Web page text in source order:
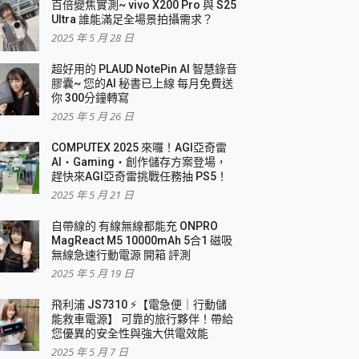
百倍變焦實測~ vivo X200 Pro 與 S25
Ultra 誰能滿足全場景拍攝需求？
2025 年 5 月 28 日
超好用的 PLAUD NotePin AI 智慧錄音
膠囊~ 您的AI 秘書已上線 每月免費送
你 300分鐘轉寫
2025 年 5 月 26 日
COMPUTEX 2025 來囉！AGI亞奇雷
AI・Gaming・創作儲存方案登場，
趕快來AGI亞奇雷挑戰任務抽 PS5！
2025 年 5 月 21 日
自帶線的 有線無線都能充 ONPRO
MagReact M5 10000mAh 5合1 磁吸
無線急速行動電源 開箱 評測
2025 年 5 月 19 日
飛利浦 JS7310 ⚡【電急便｜行動儲
能救車電源】 可靠的旅行夥伴！帶給
您優異的安全性與強大供電效能
2025 年 5 月 7 日